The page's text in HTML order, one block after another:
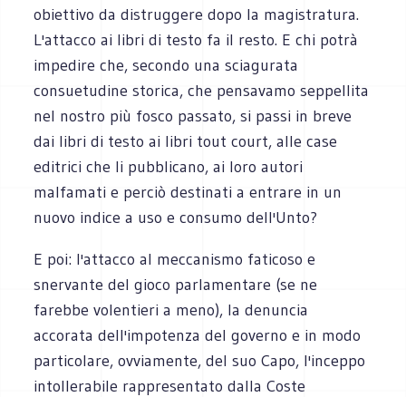
obiettivo da distruggere dopo la magistratura.
L'attacco ai libri di testo fa il resto. E chi potrà
impedire che, secondo una sciagurata
consuetudine storica, che pensavamo seppellita
nel nostro più fosco passato, si passi in breve
dai libri di testo ai libri tout court, alle case
editrici che li pubblicano, ai loro autori
malfamati e perciò destinati a entrare in un
nuovo indice a uso e consumo dell'Unto?
E poi: l'attacco al meccanismo faticoso e
snervante del gioco parlamentare (se ne
farebbe volentieri a meno), la denuncia
accorata dell'impotenza del governo e in modo
particolare, ovviamente, del suo Capo, l'inceppo
intollerabile rappresentato dalla Coste